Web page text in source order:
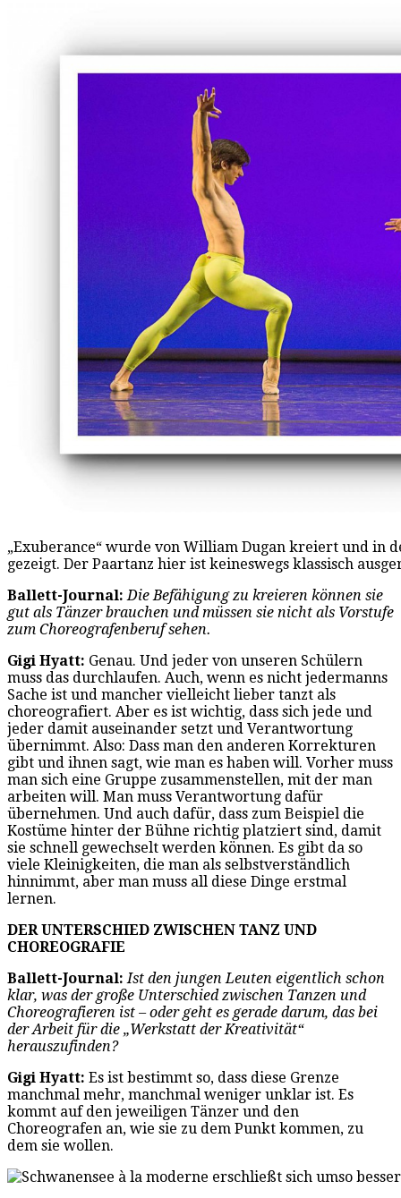
„Exuberance“ wurde von William Dugan kreiert und in
gezeigt. Der Paartanz hier ist keineswegs klassisch
Ballett-Journal: Die Befähigung zu kreieren können sie
gut als Tänzer brauchen und müssen sie nicht als Vorstufe
zum Choreografenberuf sehen.
Gigi Hyatt: Genau. Und jeder von unseren Schülern
muss das durchlaufen. Auch, wenn es nicht jedermanns
Sache ist und mancher vielleicht lieber tanzt als
choreografiert. Aber es ist wichtig, dass sich jede und
jeder damit auseinander setzt und Verantwortung
übernimmt. Also: Dass man den anderen Korrekturen
gibt und ihnen sagt, wie man es haben will. Vorher muss
man sich eine Gruppe zusammenstellen, mit der man
arbeiten will. Man muss Verantwortung dafür
übernehmen. Und auch dafür, dass zum Beispiel die
Kostüme hinter der Bühne richtig platziert sind, damit
sie schnell gewechselt werden können. Es gibt da so
viele Kleinigkeiten, die man als selbstverständlich
hinnimmt, aber man muss all diese Dinge erstmal
lernen.
DER UNTERSCHIED ZWISCHEN TANZ UND
CHOREOGRAFIE
Ballett-Journal: Ist den jungen Leuten eigentlich schon
klar, was der große Unterschied zwischen Tanzen und
Choreografieren ist – oder geht es gerade darum, das bei
der Arbeit für die „Werkstatt der Kreativität“
herauszufinden?
Gigi Hyatt: Es ist bestimmt so, dass diese Grenze
manchmal mehr, manchmal weniger unklar ist. Es
kommt auf den jeweiligen Tänzer und den
Choreografen an, wie sie zu dem Punkt kommen, zu
dem sie wollen.